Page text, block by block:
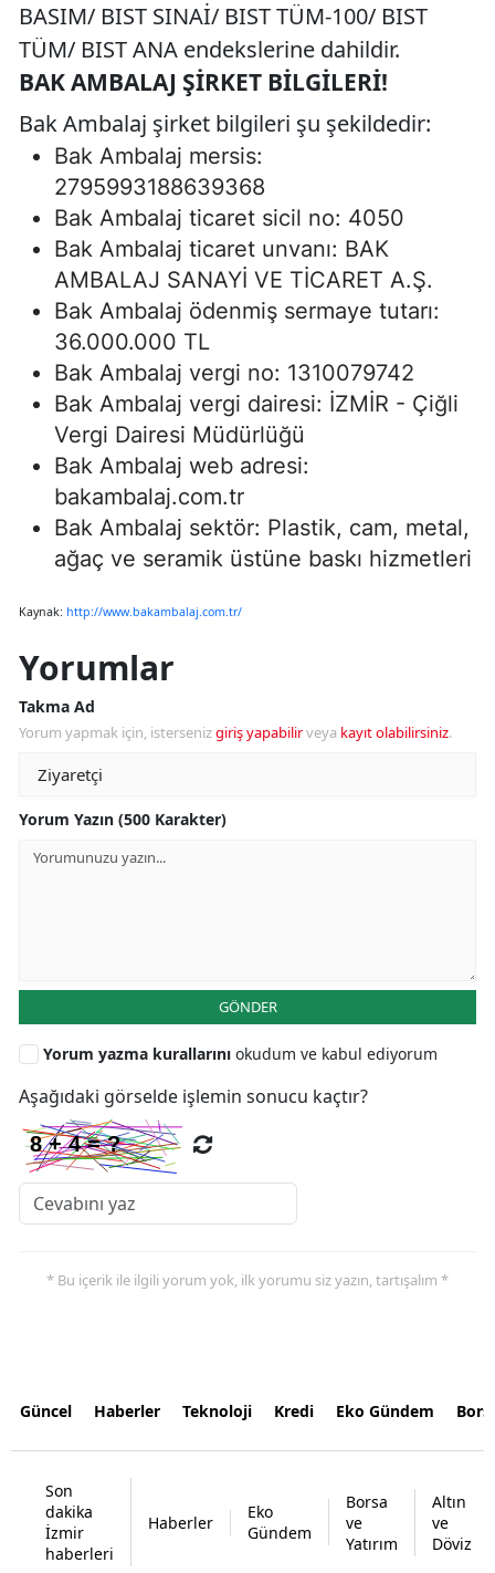
BASIM/ BIST SINAİ/ BIST TÜM-100/ BIST
TÜM/ BIST ANA endekslerine dahildir.
BAK AMBALAJ ŞIRKET BILGILERI!
Bak Ambalaj şirket bilgileri şu şekildedir:
Bak Ambalaj mersis:
2795993188639368
Bak Ambalaj ticaret sicil no: 4050
Bak Ambalaj ticaret unvanı: BAK
AMBALAJ SANAYİ VE TİCARET A.Ş.
Bak Ambalaj ödenmiş sermaye tutarı:
36.000.000 TL
Bak Ambalaj vergi no: 1310079742
Bak Ambalaj vergi dairesi: İZMİR - Çiğli
Vergi Dairesi Müdürlüğü
Bak Ambalaj web adresi:
bakambalaj.com.tr
Bak Ambalaj sektör: Plastik, cam, metal,
ağaç ve seramik üstüne baskı hizmetleri
Kaynak: http://www.bakambalaj.com.tr/
Yorumlar
Takma Ad
Yorum yapmak için, istersenizgiriş yapabilirveya kayıt olabilirsiniz.
Yorum Yazın (500 Karakter)
GÖNDER
Yorum yazma kurallarını okudum ve kabul ediyorum
Aşağıdaki görselde işlemin sonucu kaçtır?
* Bu içerik ile ilgili yorum yok, ilk yorumu siz yazın, tartışalım *
Güncel Haberler Teknoloji Kredi Eko Gündem
Son
dakika
İzmir
haberleri
Haberler
Eko
Gündem
Borsa
ve
Yatırım
Altın
ve
Döviz